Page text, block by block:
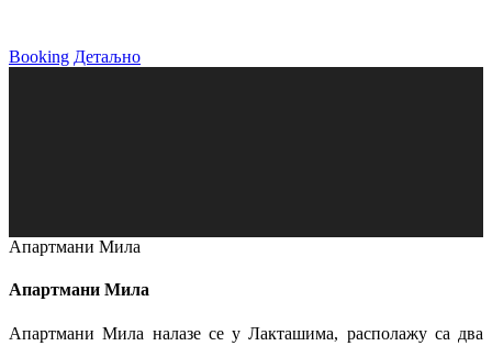
Booking Детаљно
Апартмани Мила
Апартмани Мила
Апартмани Мила налазе се у Лакташима, располажу са два